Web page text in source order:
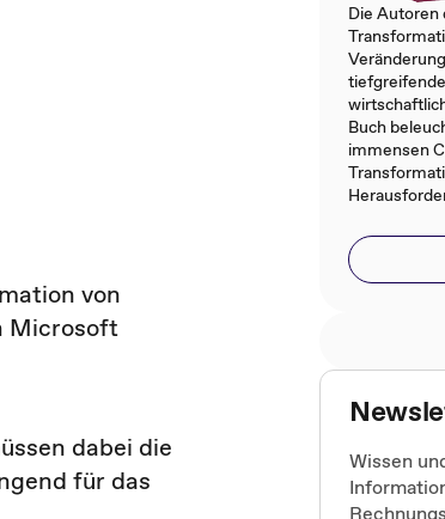
von
Microsoft
dabei die
für das
Die
Buch
immensen
Wissen